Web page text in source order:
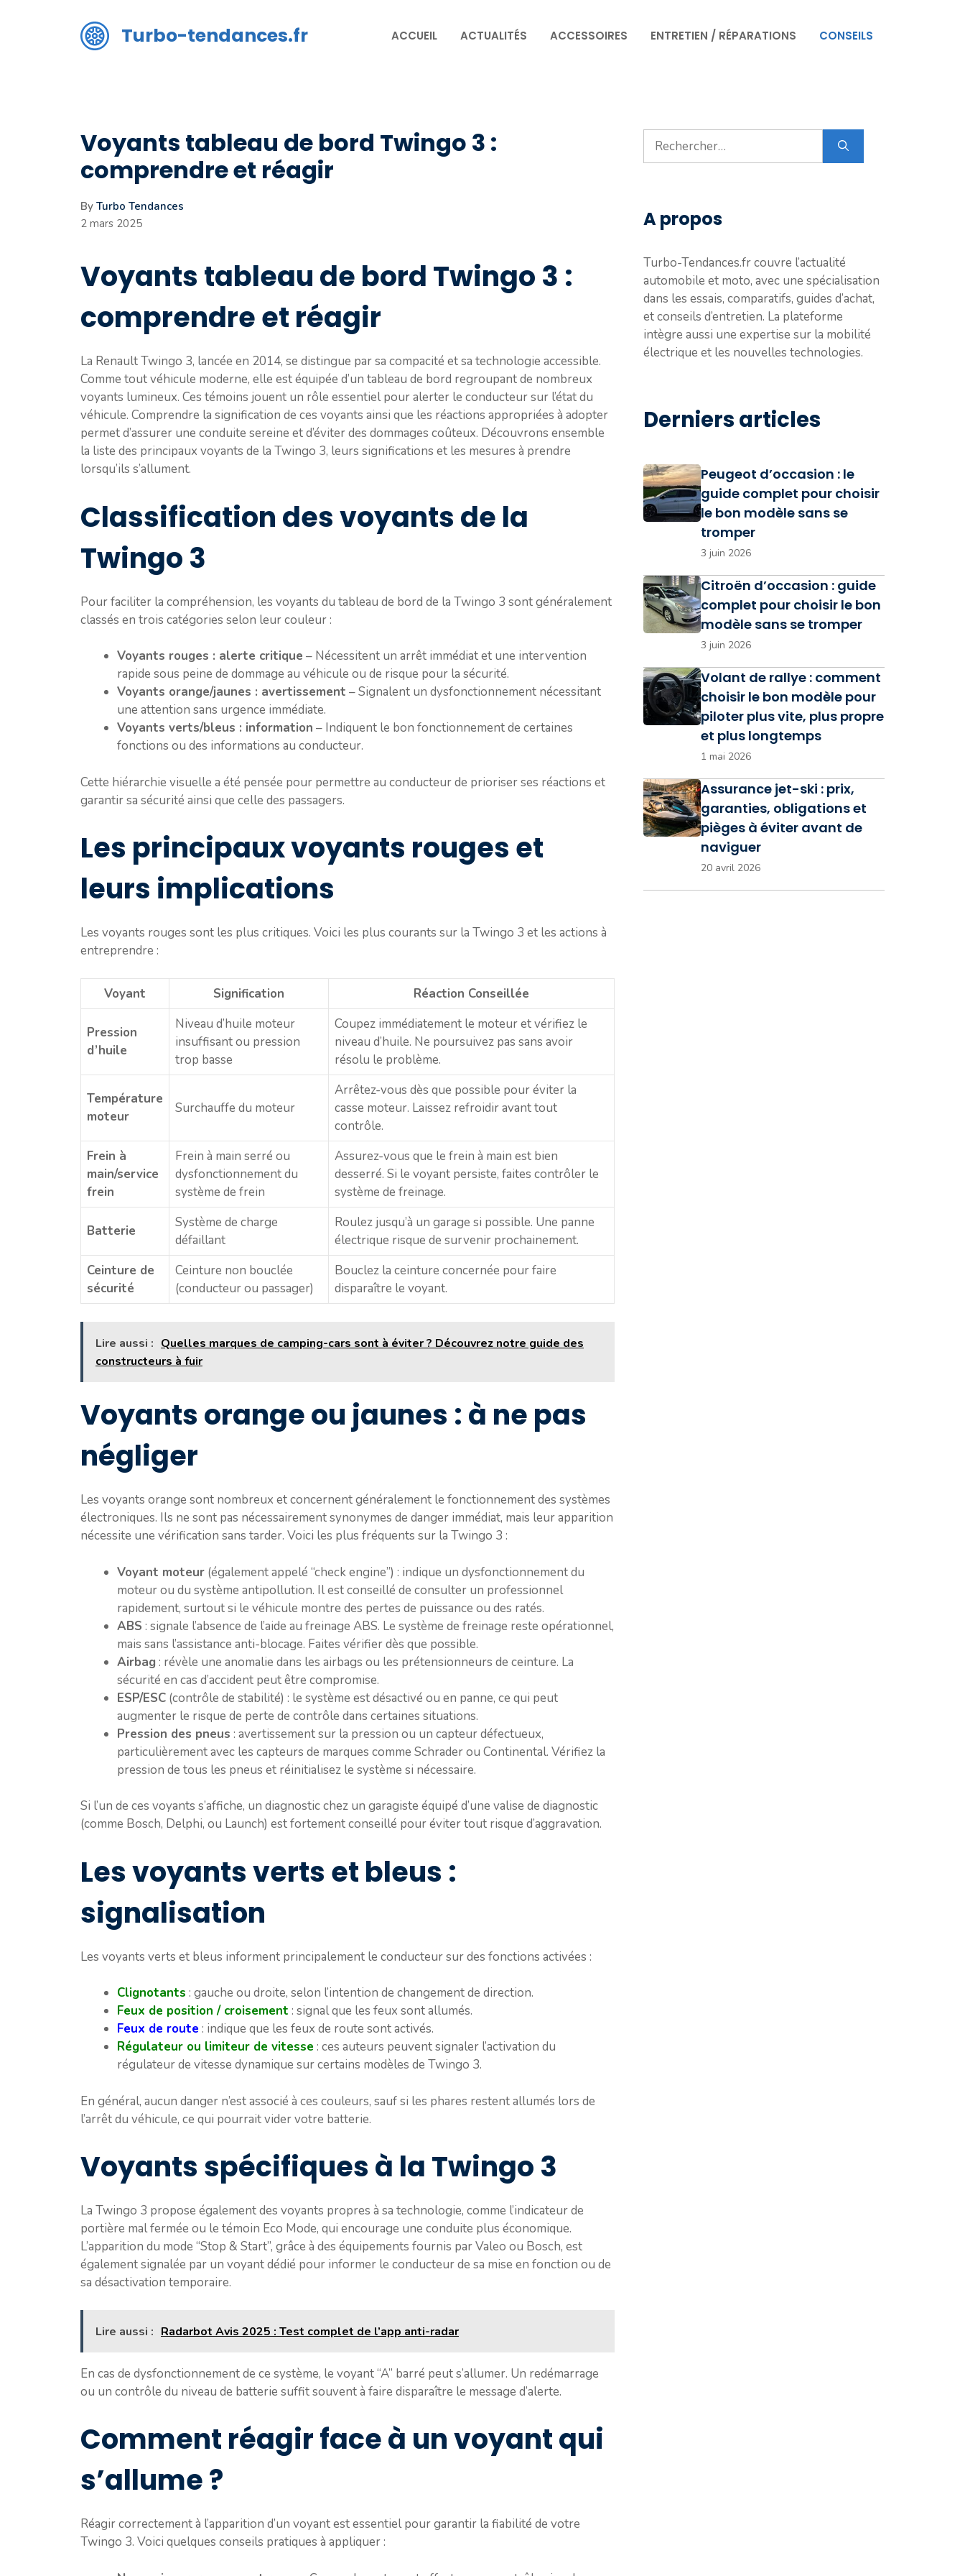
Turbo-tendances.fr ACCUEIL ACTUALITÉS ACCESSOIRES ENTRETIEN / RÉPARATIONS CONSEILS
Voyants tableau de bord Twingo 3 :
comprendre et réagir
By Turbo Tendances
2 mars 2025
Voyants tableau de bord Twingo 3 :
comprendre et réagir
La Renault Twingo 3, lancée en 2014, se distingue par sa compacité et sa technologie accessible.
Comme tout véhicule moderne, elle est équipée d’un tableau de bord regroupant de nombreux
voyants lumineux. Ces témoins jouent un rôle essentiel pour alerter le conducteur sur l’état du
véhicule. Comprendre la signification de ces voyants ainsi que les réactions appropriées à adopter
permet d’assurer une conduite sereine et d’éviter des dommages coûteux. Découvrons ensemble
la liste des principaux voyants de la Twingo 3, leurs significations et les mesures à prendre
lorsqu’ils s’allument.
Classification des voyants de la
Twingo 3
Pour faciliter la compréhension, les voyants du tableau de bord de la Twingo 3 sont généralement
classés en trois catégories selon leur couleur :
Voyants rouges : alerte critique – Nécessitent un arrêt immédiat et une intervention
rapide sous peine de dommage au véhicule ou de risque pour la sécurité.
Voyants orange/jaunes : avertissement – Signalent un dysfonctionnement nécessitant
une attention sans urgence immédiate.
Voyants verts/bleus : information – Indiquent le bon fonctionnement de certaines
fonctions ou des informations au conducteur.
Cette hiérarchie visuelle a été pensée pour permettre au conducteur de prioriser ses réactions et
garantir sa sécurité ainsi que celle des passagers.
Les principaux voyants rouges et
leurs implications
Les voyants rouges sont les plus critiques. Voici les plus courants sur la Twingo 3 et les actions à
entreprendre :
Voyant Signification Réaction Conseillée
Pression
d’huile
Niveau d’huile moteur
insuffisant ou pression
trop basse
Coupez immédiatement le moteur et vérifiez le
niveau d’huile. Ne poursuivez pas sans avoir
résolu le problème.
Température
moteur
Surchauffe du moteur
Arrêtez-vous dès que possible pour éviter la
casse moteur. Laissez refroidir avant tout
contrôle.
Frein à
main/service
frein
Frein à main serré ou
dysfonctionnement du
système de frein
Assurez-vous que le frein à main est bien
desserré. Si le voyant persiste, faites contrôler le
système de freinage.
Batterie
Système de charge
défaillant
Roulez jusqu’à un garage si possible. Une panne
électrique risque de survenir prochainement.
Ceinture de
sécurité
Ceinture non bouclée
(conducteur ou passager)
Bouclez la ceinture concernée pour faire
disparaître le voyant.
Lire aussi : Quelles marques de camping-cars sont à éviter ? Découvrez notre guide des
constructeurs à fuir
Voyants orange ou jaunes : à ne pas
négliger
Les voyants orange sont nombreux et concernent généralement le fonctionnement des systèmes
électroniques. Ils ne sont pas nécessairement synonymes de danger immédiat, mais leur apparition
nécessite une vérification sans tarder. Voici les plus fréquents sur la Twingo 3 :
Voyant moteur (également appelé “check engine”) : indique un dysfonctionnement du
moteur ou du système antipollution. Il est conseillé de consulter un professionnel
rapidement, surtout si le véhicule montre des pertes de puissance ou des ratés.
ABS : signale l’absence de l’aide au freinage ABS. Le système de freinage reste opérationnel,
mais sans l’assistance anti-blocage. Faites vérifier dès que possible.
Airbag : révèle une anomalie dans les airbags ou les prétensionneurs de ceinture. La
sécurité en cas d’accident peut être compromise.
ESP/ESC (contrôle de stabilité) : le système est désactivé ou en panne, ce qui peut
augmenter le risque de perte de contrôle dans certaines situations.
Pression des pneus : avertissement sur la pression ou un capteur défectueux,
particulièrement avec les capteurs de marques comme Schrader ou Continental. Vérifiez la
pression de tous les pneus et réinitialisez le système si nécessaire.
Si l’un de ces voyants s’affiche, un diagnostic chez un garagiste équipé d’une valise de diagnostic
(comme Bosch, Delphi, ou Launch) est fortement conseillé pour éviter tout risque d’aggravation.
Les voyants verts et bleus :
signalisation
Les voyants verts et bleus informent principalement le conducteur sur des fonctions activées :
Clignotants : gauche ou droite, selon l’intention de changement de direction.
Feux de position / croisement : signal que les feux sont allumés.
Feux de route : indique que les feux de route sont activés.
Régulateur ou limiteur de vitesse : ces auteurs peuvent signaler l’activation du
régulateur de vitesse dynamique sur certains modèles de Twingo 3.
En général, aucun danger n’est associé à ces couleurs, sauf si les phares restent allumés lors de
l’arrêt du véhicule, ce qui pourrait vider votre batterie.
Voyants spécifiques à la Twingo 3
La Twingo 3 propose également des voyants propres à sa technologie, comme l’indicateur de
portière mal fermée ou le témoin Eco Mode, qui encourage une conduite plus économique.
L’apparition du mode “Stop & Start”, grâce à des équipements fournis par Valeo ou Bosch, est
également signalée par un voyant dédié pour informer le conducteur de sa mise en fonction ou de
sa désactivation temporaire.
Lire aussi : Radarbot Avis 2025 : Test complet de l’app anti-radar
En cas de dysfonctionnement de ce système, le voyant “A” barré peut s’allumer. Un redémarrage
ou un contrôle du niveau de batterie suffit souvent à faire disparaître le message d’alerte.
Comment réagir face à un voyant qui
s’allume ?
Réagir correctement à l’apparition d’un voyant est essentiel pour garantir la fiabilité de votre
Twingo 3. Voici quelques conseils pratiques à appliquer :
Rechercher :
A propos
Turbo-Tendances.fr couvre l’actualité
automobile et moto, avec une spécialisation
dans les essais, comparatifs, guides d’achat,
et conseils d’entretien. La plateforme
intègre aussi une expertise sur la mobilité
électrique et les nouvelles technologies.
Derniers articles
Peugeot d’occasion : le
guide complet pour choisir
le bon modèle sans se
tromper
3 juin 2026
Citroën d’occasion : guide
complet pour choisir le bon
modèle sans se tromper
3 juin 2026
Volant de rallye : comment
choisir le bon modèle pour
piloter plus vite, plus propre
et plus longtemps
1 mai 2026
Assurance jet-ski : prix,
garanties, obligations et
pièges à éviter avant de
naviguer
20 avril 2026